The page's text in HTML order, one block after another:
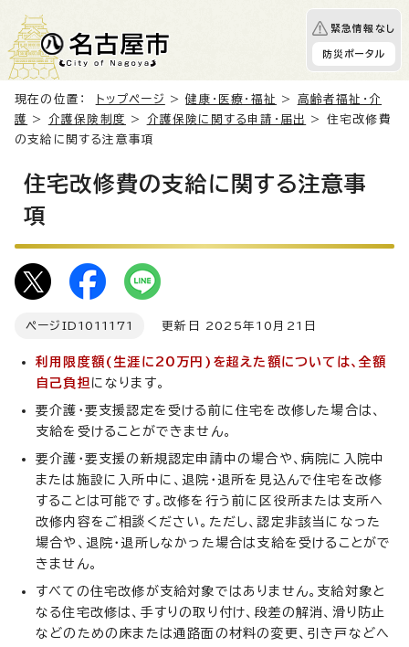
緊急情報なし
防災ポータル
現在の位置： トップページ >健康・医療・福祉 > 高齢者福祉・介
護
> 介護保険制度 > 介護保険に関する申請・届出
> 住宅改修費
の支給に関する注意事項
住宅改修費の支給に関する注意事
項
ページID 1011171 更新日 2025年10月21日
利用限度額(生涯に20万円)を超えた額については、全額
自己負担 になります。
要介護・要支援認定を受ける前に住宅を改修した場合は、
支給を受けることができません。
要介護・要支援の新規認定申請中の場合や、病院に入院中
または施設に入所中に、退院・退所を見込んで住宅を改修
することは可能です。改修を行う前に区役所または支所へ
改修内容をご相談ください。ただし、認定非該当になった
場合や、退院・退所しなかった場合は支給を受けることがで
きません。
すべての住宅改修が支給対象ではありません。支給対象と
なる住宅改修は、手すりの取り付け、段差の解消、滑り防止
などのための床または通路面の材料の変更、引き戸などへ